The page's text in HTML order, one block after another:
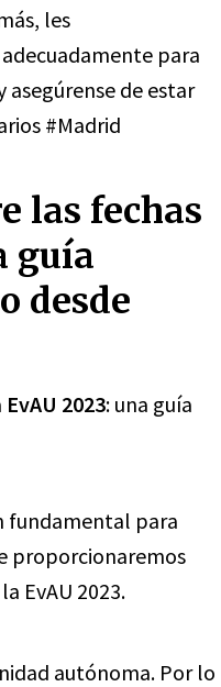
les
para
de estar
#Madrid
las fechas
guía
desde
EvAU 2023: una guía
fundamental para
proporcionaremos
EvAU 2023.
autónoma. Por lo